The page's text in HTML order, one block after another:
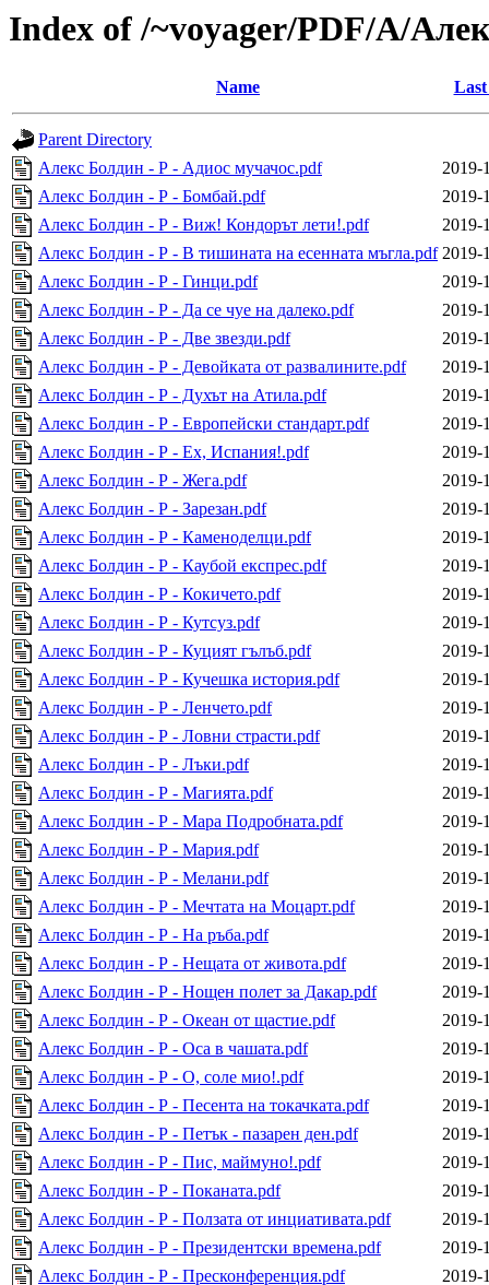
Index of /~voyager/PDF/А/
Name
Parent Directory
Алекс Болдин - Р - Адиос мучачос.pdf
2019-
Алекс Болдин - Р - Бомбай.pdf
2019-
Алекс Болдин - Р - Виж! Кондорът лети!.pdf
2019-
Алекс Болдин - Р - В тишината на есенната мъгла.pdf 2019-
Алекс Болдин - Р - Гинци.pdf
2019-
Алекс Болдин - Р - Да се чуе на далеко.pdf
2019-
Алекс Болдин - Р - Две звезди.pdf
2019-
Алекс Болдин - Р - Девойката от развалините.pdf
2019-
Алекс Болдин - Р - Духът на Атила.pdf
2019-
Алекс Болдин - Р - Европейски стандарт.pdf
2019-
Алекс Болдин - Р - Ех, Испания!.pdf
2019-
Алекс Болдин - Р - Жега.pdf
2019-
Алекс Болдин - Р - Зарезан.pdf
2019-
Алекс Болдин - Р - Каменоделци.pdf
2019-
Алекс Болдин - Р - Каубой експрес.pdf
2019-
Алекс Болдин - Р - Кокичето.pdf
2019-
Алекс Болдин - Р - Кутсуз.pdf
2019-
Алекс Болдин - Р - Куцият гълъб.pdf
2019-
Алекс Болдин - Р - Кучешка история.pdf
2019-
Алекс Болдин - Р - Ленчето.pdf
2019-
Алекс Болдин - Р - Ловни страсти.pdf
2019-
Алекс Болдин - Р - Лъки.pdf
2019-
Алекс Болдин - Р - Магията.pdf
2019-
Алекс Болдин - Р - Мара Подробната.pdf
2019-
Алекс Болдин - Р - Мария.pdf
2019-
Алекс Болдин - Р - Мелани.pdf
2019-
Алекс Болдин - Р - Мечтата на Моцарт.pdf
2019-
Алекс Болдин - Р - На ръба.pdf
2019-
Алекс Болдин - Р - Нещата от живота.pdf
2019-
Алекс Болдин - Р - Нощен полет за Дакар.pdf
2019-
Алекс Болдин - Р - Океан от щастие.pdf
2019-
Алекс Болдин - Р - Оса в чашата.pdf
2019-
Алекс Болдин - Р - О, соле мио!.pdf
2019-
Алекс Болдин - Р - Песента на токачката.pdf
2019-
Алекс Болдин - Р - Петък - пазарен ден.pdf
2019-
Алекс Болдин - Р - Пис, маймуно!.pdf
2019-
Алекс Болдин - Р - Поканата.pdf
2019-
Алекс Болдин - Р - Ползата от инциативата.pdf
2019-
Алекс Болдин - Р - Президентски времена.pdf
2019-
Алекс Болдин - Р - Пресконференция.pdf
2019-